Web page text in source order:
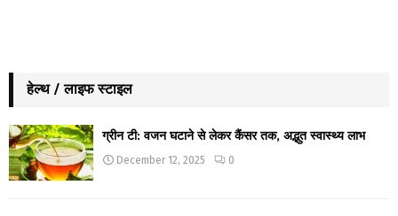
हेल्थ / लाइफ स्टाइल
ग्रीन टी: वजन घटाने से लेकर कैंसर तक, अद्भुत स्वास्थ्य लाभ
December 12, 2025 0